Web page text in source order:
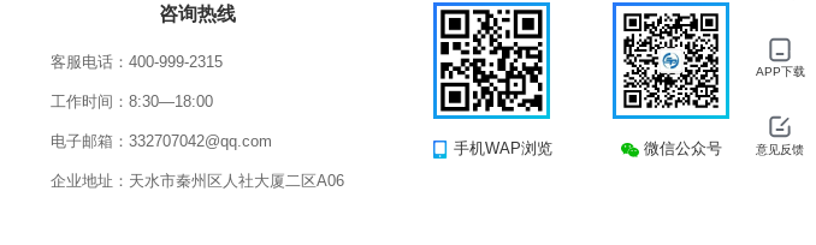
咨询热线
客服电话：400-999-2315
工作时间：8:30—18:00
电子邮箱：332707042@qq.com
企业地址：天水市秦州区人社大厦二区A06
手机WAP浏览 微信公众号
APP下载
意见反馈